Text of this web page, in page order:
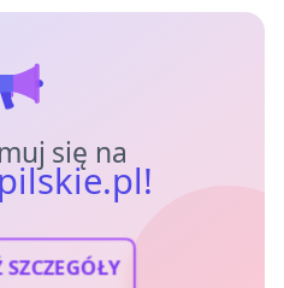
się na
SZCZEGÓŁY